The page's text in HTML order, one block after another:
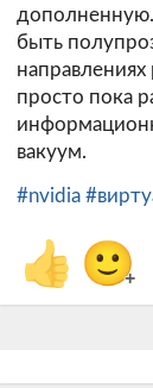
быть
просто пока
вакуум.
#nvidia
👍 🙂+